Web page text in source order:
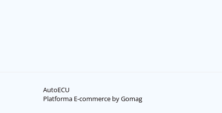
AutoECU
Platforma E-commerce by Gomag